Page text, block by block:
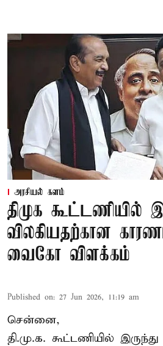
அரசியல் களம்
திமுக கூட்டணியில்
விலகியதற்கான
வைகோ விளக்கம்
Published on: 27 Jun 2026, 11:19 am
சென்னை,
தி.மு.க. கூட்டணியில் இருந்து